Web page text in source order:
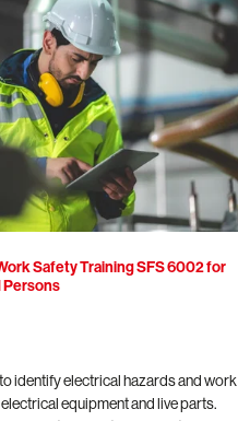
Safety Training SFS 6002 for
identify electrical hazards and work
equipment and live parts.